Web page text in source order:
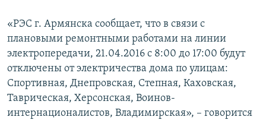
«РЭС г. Армянска сообщает, что в связи с
плановыми ремонтными работами на линии
электропередачи, 21.04.2016 с 8:00 до 17:00 будут
отключены от электричества дома по улицам:
Спортивная, Днепровская, Степная, Каховская,
Таврическая, Херсонская, Воинов-
интернационалистов, Владимирская», – говорится